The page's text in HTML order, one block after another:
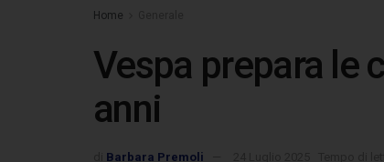
Home
Vespa prepara le
anni
Barbara Premoli